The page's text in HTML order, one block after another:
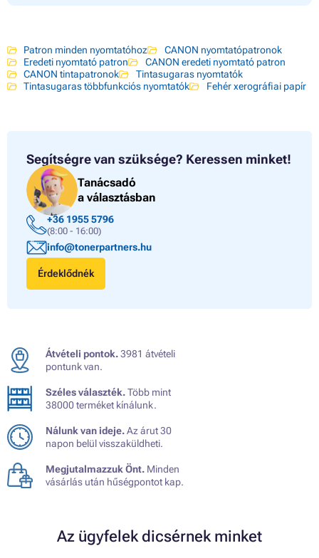
Patron minden nyomtatóhoz
CANON nyomtatópatronok
Eredeti nyomtató patron
CANON eredeti nyomtató patron
CANON tintapatronok
Tintasugaras nyomtatók
Tintasugaras többfunkciós nyomtatók
Fehér xerográfiai papír
Segítségre van szüksége? Keressen minket!
Tanácsadó
a választásban
+36 1955 5796
(8:00 - 16:00)
info@tonerpartners.hu
Érdeklődnék
Átvételi pontok.3981 átvételi
pontunk van.
Széles választék.Több mint
38000 terméket kínálunk.
Nálunk van ideje.Az árut 30
napon belül visszaküldheti.
Megjutalmazzuk Önt. Minden
vásárlás után hűségpontot kap.
Az ügyfelek dicsérnek minket